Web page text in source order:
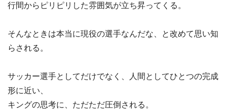
行間からピリピリした雰囲気が立ち昇ってくる。
そんなときは本当に現役の選手なんだな、と改めて思い知
らされる。
サッカー選手としてだけでなく、人間としてひとつの完成
形に近い、
キングの思考に、ただただ圧倒される。